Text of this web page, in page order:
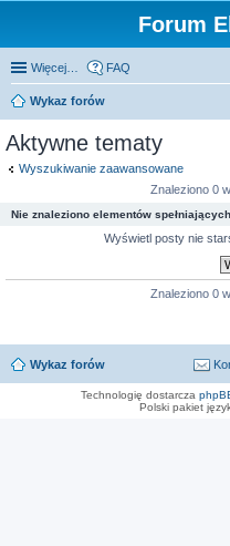
Forum
Więcej… FAQ
Wykaz forów
Aktywne tematy
Wyszukiwanie zaawansowane
Znaleziono 0
Nie znaleziono elementów
Wyświetl posty nie
Znaleziono 0
Wykaz forów
Technologię dostarcza
Polski pakiet